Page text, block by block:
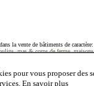
la vente de bâtiments de caractère:
,mas & corps de ferme,
pour vous proposer des
En savoir plus